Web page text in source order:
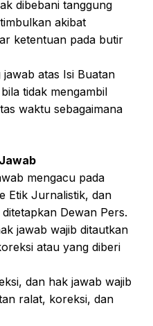
dibebani tanggung
akibat
ketentuan pada butir
atas Isi Buatan
tidak mengambil
waktu sebagaimana
mengacu pada
Etik Jurnalistik, dan
Dewan Pers.
jawab wajib ditautkan
atau yang diberi
dan hak jawab wajib
ralat, koreksi, dan